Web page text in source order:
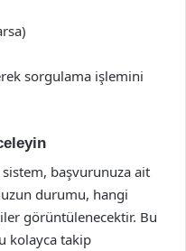
sorgulama işlemini
başvurunuza ait
durumu, hangi
görüntülenecektir. Bu
kolayca takip